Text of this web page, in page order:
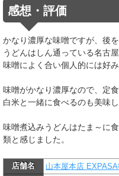
感想・評価
かなり濃厚な味噌ですが、後を
うどんはしん通っている名古
味噌によく合い個人的には好み
味噌がかなり濃厚なので、定
白米と一緒に食べるのも美味し
味噌煮込みうどんはたま～に
類と感じました。
店舗名 山本屋本店